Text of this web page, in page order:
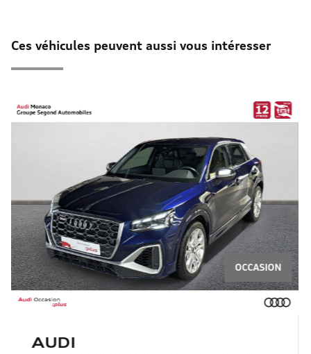
Ces véhicules peuvent aussi vous intéresser
OCCASION
AUDI